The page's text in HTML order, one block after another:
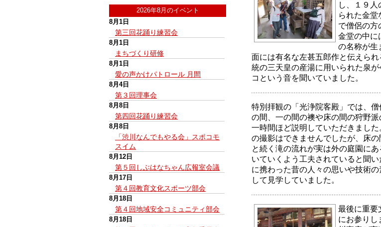
2026年8月のイベント
8月1日
第三回花踊り練習会
8月1日
まちづくり研修
8月1日
愛の声かけパトロール 月間
8月4日
第３回理事会
8月8日
第四回花踊り練習会
8月8日
「渋川なんでもやる会」スポコモ
スイム
8月12日
第５回しぶはなちゃん広報室会議
8月17日
第４回教育文化スポーツ部会
8月18日
第４回地域安全コミュニティ部会
8月18日
し、１９
られた金堂
で僧侶の方
金堂の中に
の名称が生
面には有名な左甚五郎作と伝えら
統の三天皇の産湯に用いられた泉
コという音を聞いていました。
特別拝観の「光浄院客殿」では、
の間、一の間の襖や床の間の狩野
一時間ほど説明していただきまし
の撮影はできませんでしたが、床
と続く滝の流れが実は外の庭園に
いていくよう工夫されていると聞
に携わった昔の人々の思いや技術
して見学していました。
最後に重要
にお参りし